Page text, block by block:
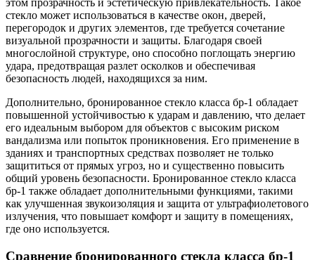
этом прозрачность и эстетическую привлекательность. Такое
стекло может использоваться в качестве окон, дверей,
перегородок и других элементов, где требуется сочетание
визуальной прозрачности и защиты. Благодаря своей
многослойной структуре, оно способно поглощать энергию
удара, предотвращая разлет осколков и обеспечивая
безопасность людей, находящихся за ним.
Дополнительно, бронированное стекло класса бр-1 обладает
повышенной устойчивостью к ударам и давлению, что делает
его идеальным выбором для объектов с высоким риском
вандализма или попыток проникновения. Его применение в
зданиях и транспортных средствах позволяет не только
защититься от прямых угроз, но и существенно повысить
общий уровень безопасности. Бронированное стекло класса
бр-1 также обладает дополнительными функциями, такими
как улучшенная звукоизоляция и защита от ультрафиолетового
излучения, что повышает комфорт и защиту в помещениях,
где оно используется.
Сравнение бронированного стекла класса бр-1